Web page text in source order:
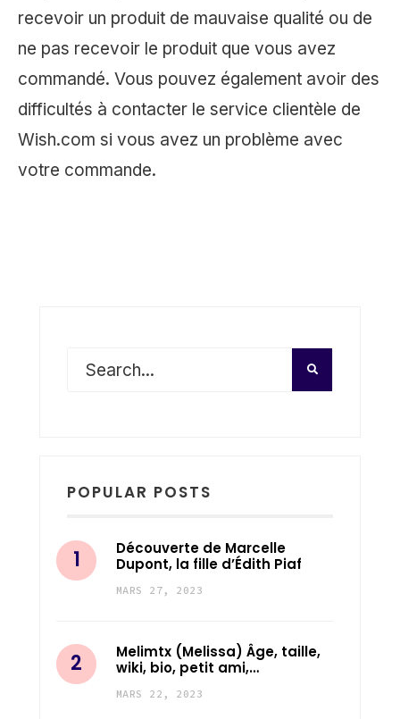
recevoir un produit de mauvaise qualité ou de
ne pas recevoir le produit que vous avez
commandé. Vous pouvez également avoir des
difficultés à contacter le service clientèle de
Wish.com si vous avez un problème avec
votre commande.
POPULAR POSTS
Découverte de Marcelle
Dupont, la fille d’Édith Piaf
MARS 27, 2023
Melimtx (Melissa) Âge, taille,
wiki, bio, petit ami,…
MARS 22, 2023